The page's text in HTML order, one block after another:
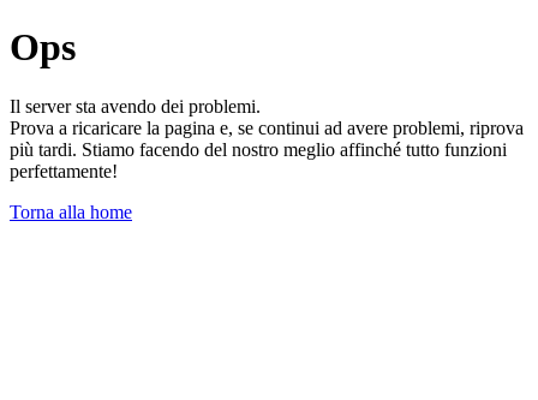
Ops
Il server sta avendo dei problemi.
Prova a ricaricare la pagina e, se continui ad avere problemi, riprova
più tardi. Stiamo facendo del nostro meglio affinché tutto funzioni
perfettamente!
Torna alla home